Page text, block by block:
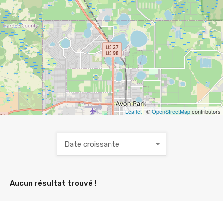
Leaflet| ©OpenStreetMapcontributors
Date croissante
Aucun résultat trouvé !